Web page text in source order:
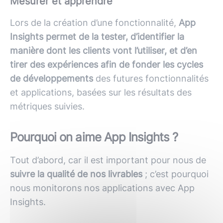
Lors de la création d’une fonctionnalité, App
Insights permet de la tester, d’identifier la
manière dont les clients vont l’utiliser, et d’en
tirer des expériences afin de fonder les cycles
de développements des futures fonctionnalités
et applications, basées sur les résultats des
métriques suivies.
Pourquoi on aime App Insights ?
Tout d’abord, car il est important pour nous de
suivre la qualité de nos livrables ; c’est pourquoi
nous monitorons nos applications avec App
Insights.